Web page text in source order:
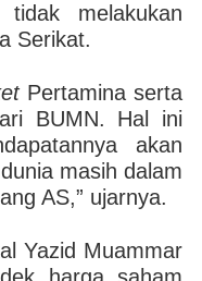
melakukan
Serikat.
Pertamina serta
BUMN. Hal ini
akan
masih dalam
AS,” ujarnya.
Yazid Muammar